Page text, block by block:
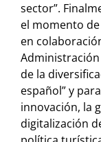
sector”.
el momento
en
de la
español” y
innovación, la
digitalización